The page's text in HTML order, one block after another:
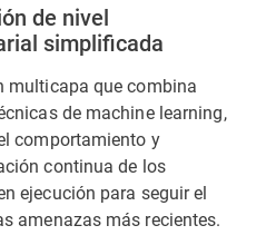
de nivel
simplificada
multicapa que combina
de machine learning,
comportamiento y
continua de los
ejecución para seguir el
amenazas más recientes.